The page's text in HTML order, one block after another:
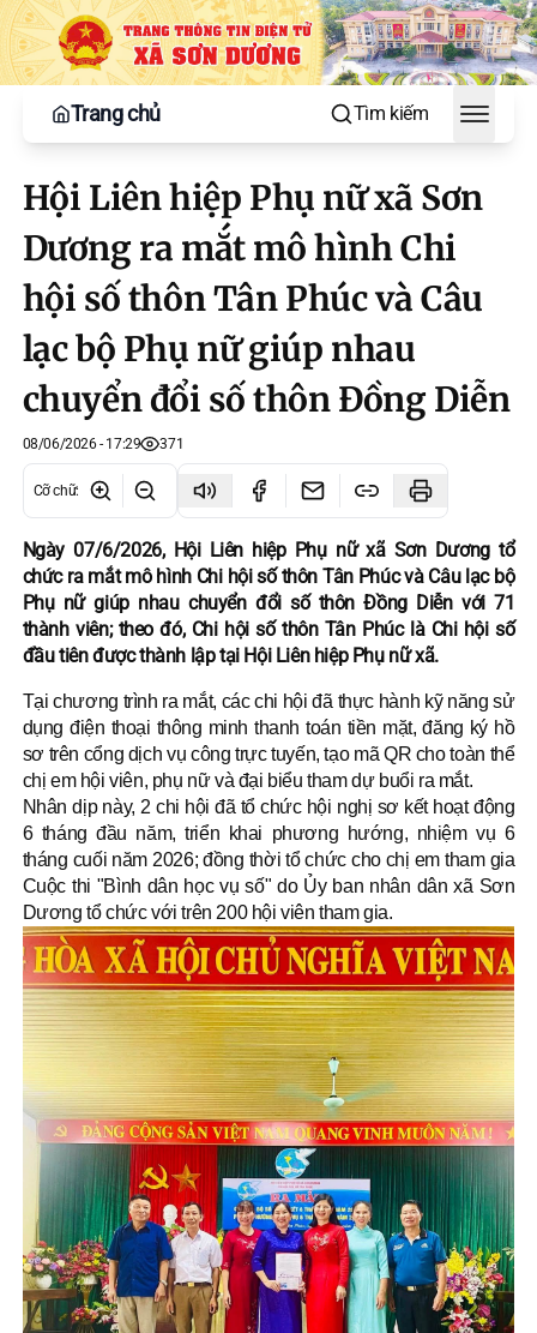
Trang chủ Tìm kiếm
Toggle
Hội Liên hiệp Phụ nữ xã Sơn
Dương ra mắt mô hình Chi
hội số thôn Tân Phúc và Câu
lạc bộ Phụ nữ giúp nhau
chuyển đổi số thôn Đồng Diễn
08/06/2026 - 17:29 371
Cỡ chữ:
Ngày 07/6/2026, Hội Liên hiệp Phụ nữ xã Sơn Dương tổ
chức ra mắt mô hình Chi hội số thôn Tân Phúc và Câu lạc bộ
Phụ nữ giúp nhau chuyển đổi số thôn Đồng Diễn với 71
thành viên; theo đó, Chi hội số thôn Tân Phúc là Chi hội số
đầu tiên được thành lập tại Hội Liên hiệp Phụ nữ xã.
Tại chương trình ra mắt, các chi hội đã thực hành kỹ năng sử
dụng điện thoại thông minh thanh toán tiền mặt, đăng ký hồ
sơ trên cổng dịch vụ công trực tuyến, tạo mã QR cho toàn thể
chị em hội viên, phụ nữ và đại biểu tham dự buổi ra mắt.
Nhân dịp này, 2 chi hội đã tổ chức hội nghị sơ kết hoạt động
6 tháng đầu năm, triển khai phương hướng, nhiệm vụ 6
tháng cuối năm 2026; đồng thời tổ chức cho chị em tham gia
Cuộc thi "Bình dân học vụ số" do Ủy ban nhân dân xã Sơn
Dương tổ chức với trên 200 hội viên tham gia.